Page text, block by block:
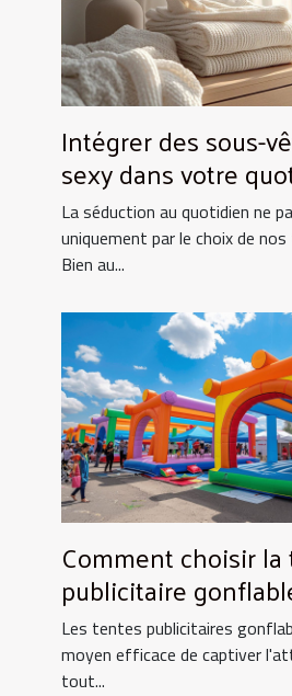
Intégrer des sous-
sexy dans votre
Astuces et conseils
La séduction au quotidien ne
uniquement par le choix de
Bien au...
Comment choisir
publicitaire
pour vos
Les tentes publicitaires
moyen efficace de captiver
tout...